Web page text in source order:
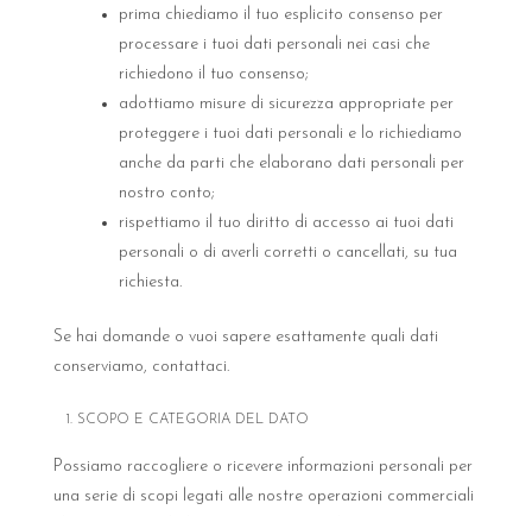
prima chiediamo il tuo esplicito consenso per
processare i tuoi dati personali nei casi che
richiedono il tuo consenso;
adottiamo misure di sicurezza appropriate per
proteggere i tuoi dati personali e lo richiediamo
anche da parti che elaborano dati personali per
nostro conto;
rispettiamo il tuo diritto di accesso ai tuoi dati
personali o di averli corretti o cancellati, su tua
richiesta.
Se hai domande o vuoi sapere esattamente quali dati
conserviamo, contattaci.
1. SCOPO E CATEGORIA DEL DATO
Possiamo raccogliere o ricevere informazioni personali per
una serie di scopi legati alle nostre operazioni commerciali